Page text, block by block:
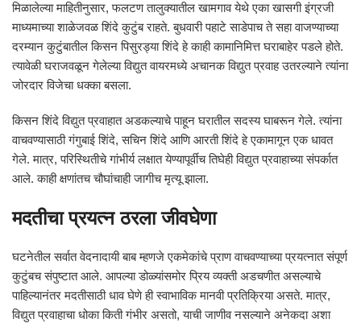
मिळालेल्या माहितीनुसार, फलटण तालुक्यातील खामगाव येथे एका खासगी इंग्रजी
माध्यमाच्या शाळेजवळ शिंदे कुटुंब राहते. बुधवारी पहाटे साडेपाच ते सहा वाजण्याच्या
दरम्यान कुटुंबातील किसन पिसुरड्या शिंदे हे काही कामानिमित्त घराबाहेर पडले होते.
त्यावेळी घराजवळून गेलेल्या विद्युत वायरमध्ये अचानक विद्युत प्रवाह उतरल्याने त्यांना
जोरदार विजेचा धक्का बसला.
किसन शिंदे विद्युत प्रवाहात अडकल्याचे पाहून घरातील सदस्य घाबरून गेले. त्यांना
वाचवण्यासाठी गंगुबाई शिंदे, सचिन शिंदे आणि आरती शिंदे हे एकामागून एक धावत
गेले. मात्र, परिस्थितीचे गांभीर्य लक्षात येण्यापूर्वीच तिघेही विद्युत प्रवाहाच्या संपर्कात
आले. काही क्षणांतच चौघांचाही जागीच मृत्यू झाला.
मदतीचा प्रयत्न ठरला जीवघेणा
घटनेतील सर्वात वेदनादायी बाब म्हणजे एकमेकांचे प्राण वाचवण्याच्या प्रयत्नात संपूर्ण
कुटुंबच संपुष्टात आले. आपल्या डोळ्यांसमोर प्रिय व्यक्ती अडचणीत असल्याचे
पाहिल्यानंतर मदतीसाठी धाव घेणे ही स्वाभाविक मानवी प्रतिक्रिया असते. मात्र,
विद्युत प्रवाहाचा धोका किती गंभीर असतो, याची जाणीव नसल्याने अनेकदा अशा